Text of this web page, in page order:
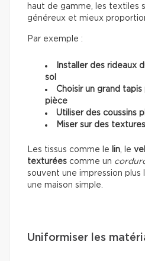
haut de gamme, les textiles
généreux et mieux
Par exemple :
Installer des rideaux
sol
Choisir un grand
pièce
Utiliser des coussins
Miser sur des
Les tissus comme le lin, le
texturées comme un
souvent une impression plus
une maison simple.
Uniformiser les